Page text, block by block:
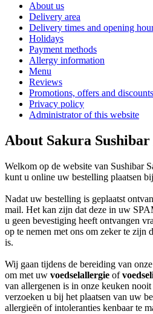
About us
Delivery area
Delivery times and opening
Holidays
Payment methods
Allergy information
Menu
Reviews
Promotions, offers and discounts
Privacy policy
Administrator of this website
About Sakura
Welkom op de website van Sushibar
kunt u online uw bestelling plaatsen
Nadat uw bestelling is geplaatst
mail. Het kan zijn dat deze in uw
u geen bevestiging heeft ontvangen
op te nemen met ons om zeker te zijn
is.
Wij gaan tijdens de bereiding van
om met uw voedselallergie of
van allergenen is in onze keuken
verzoeken u bij het plaatsen van uw
allergieën of intoleranties kenbaar te